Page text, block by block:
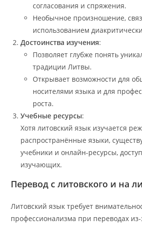
согласования и спряжения.
Необычное произношение,
использованием
Достоинства изучения:
Позволяет глубже понять
традиции Литвы.
Открывает возможности для
носителями языка и для
роста.
Учебные ресурсы:
Хотя литовский язык изучается
распространённые языки,
учебники и онлайн-ресурсы,
изучающих.
Перевод с литовского и на
Литовский язык требует
профессионализма при переводах из-